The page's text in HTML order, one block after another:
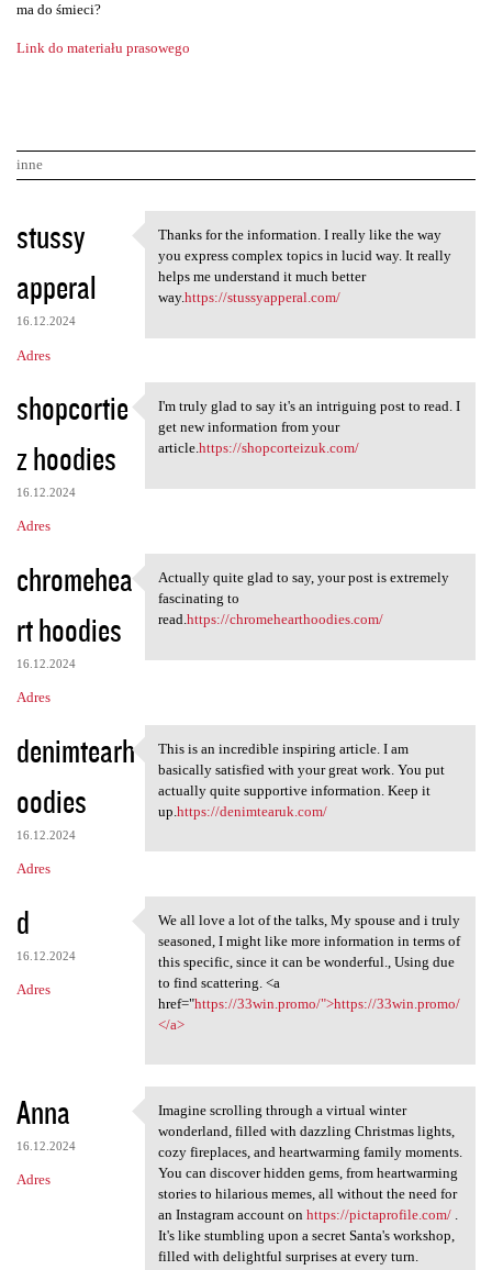
ma do śmieci?
Link do materiału prasowego
inne
K
o
m
e
n
a
z
e
stussy
apperal
16.12.2024
Adres
Thanks for the information. I
Thanks for the information. I really like the way
you express complex topics in lucid way. It really
helps me understand it much better
way.https://stussyapperal.com/
shopcortie
z hoodies
16.12.2024
Adres
I'm truly glad to say it's an
I'm truly glad to say it's an intriguing post to read. I
get new information from your
article.https://shopcorteizuk.com/
chromehea
rt hoodies
16.12.2024
Adres
Actually quite glad to say,
Actually quite glad to say, your post is extremely
fascinating to
read. https://chromehearthoodies.com/
denimtearh
oodies
16.12.2024
Adres
This is an incredible
This is an incredible inspiring article. I am
basically satisfied with your great work. You put
actually quite supportive information. Keep it
up. https://denimtearuk.com/
d
16.12.2024
Adres
We all love a lot of the
We all love a lot of the talks, My spouse and i truly
seasoned, I might like more information in terms of
this specific, since it can be wonderful., Using due
to find scattering. <a
href="https://33win.promo/">https://33win.promo/
</a>
Anna
16.12.2024
Adres
Imagine scrolling through a
Imagine scrolling through a virtual winter
wonderland, filled with dazzling Christmas lights,
cozy fireplaces, and heartwarming family moments.
You can discover hidden gems, from heartwarming
stories to hilarious memes, all without the need for
an Instagram account on https://pictaprofile.com/.
It's like stumbling upon a secret Santa's workshop,
filled with delightful surprises at every turn.